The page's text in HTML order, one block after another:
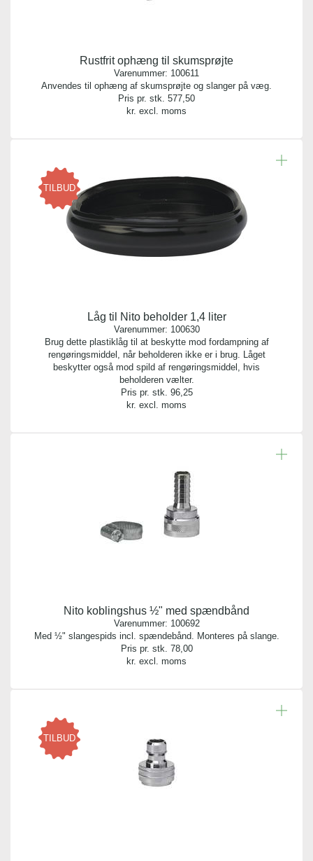
Rustfrit ophæng til skumsprøjte
Varenummer: 100611
Anvendes til ophæng af skumsprøjte og slanger på væg.
Pris pr. stk. 577,50
kr. excl. moms
TILBUD
Låg til Nito beholder 1,4 liter
Varenummer: 100630
Brug dette plastiklåg til at beskytte mod fordampning af
rengøringsmiddel, når beholderen ikke er i brug. Låget
beskytter også mod spild af rengøringsmiddel, hvis
beholderen vælter.
Pris pr. stk. 96,25
kr. excl. moms
Nito koblingshus ½" med spændbånd
Varenummer: 100692
Med ½" slangespids incl. spændebånd. Monteres på slange.
Pris pr. stk. 78,00
kr. excl. moms
TILBUD